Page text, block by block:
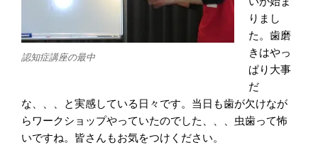
認知症講座の最中
りまし
た。歯磨
きはやっ
ぱり大事
だ
な、、、と実感している日々です。当日も歯が欠けなが
らワークショップやっていたのでした、、、虫歯って怖
いですね。皆さんもお気をつけください。